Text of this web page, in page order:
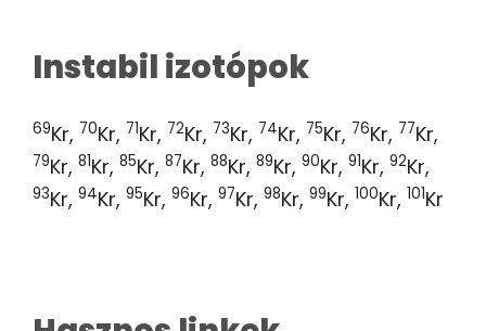
Instabil izotópok
69Kr, 70Kr, 71Kr, 72Kr, 73Kr, 74Kr, 75Kr, 76Kr, 77Kr,
79Kr, 81Kr, 85Kr, 87Kr, 88Kr, 89Kr, 90Kr, 91Kr, 92Kr,
93Kr, 94Kr, 95Kr, 96Kr, 97Kr, 98Kr, 99Kr, 100Kr, 101Kr